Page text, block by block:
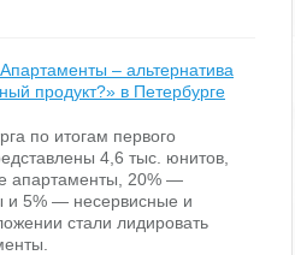
– альтернатива
продукт?» в Петербурге
по итогам первого
4,6 тыс. юнитов,
апартаменты, 20% —
и 5% — несервисные и
стали лидировать